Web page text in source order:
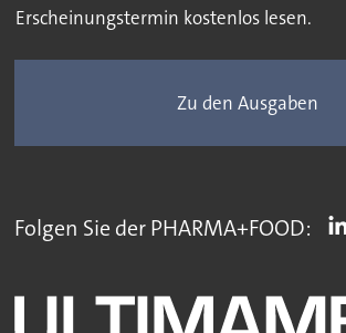
Erscheinungstermin kostenlos lesen.
Zu den Ausgaben
Folgen Sie der PHARMA+FOOD: